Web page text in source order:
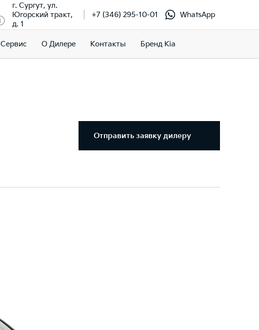
г. Сургут, ул.
Югорский тракт,
д. 1
+7 (346) 295-10-01 WhatsApp
Сервис О Дилере Контакты Бренд Kia
Отправить заявку дилеру